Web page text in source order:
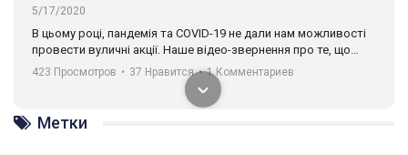
5/17/2020
В цьому році, пандемія та COVІD-19 не дали нам можливості
провести вуличні акції. Наше відео-звернення про те, що
навіть коли ми у різних містах та не можемо зустрінеться, ми
разом. Ми закликаємо всіх хто поділяє цінності рівності та
солідарності, приєднатися до нас. Регіональні підрозділи
ГАУ є в 16 областях України.
Разом наш голос лунає гучніше!
423 Просмотров • 37 Нравится • 1 Комментариев
Метки